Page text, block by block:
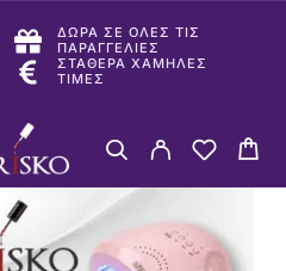
ΔΩΡΑ ΣΕ ΟΛΕΣ ΤΙΣ
ΠΑΡΑΓΓΕΛΙΕΣ
ΣΤΑΘΕΡΑ ΧΑΜΗΛΕΣ
ΤΙΜΕΣ